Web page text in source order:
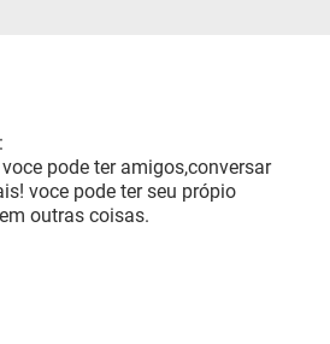
pode ter amigos,conversar
voce pode ter seu própio
outras coisas.